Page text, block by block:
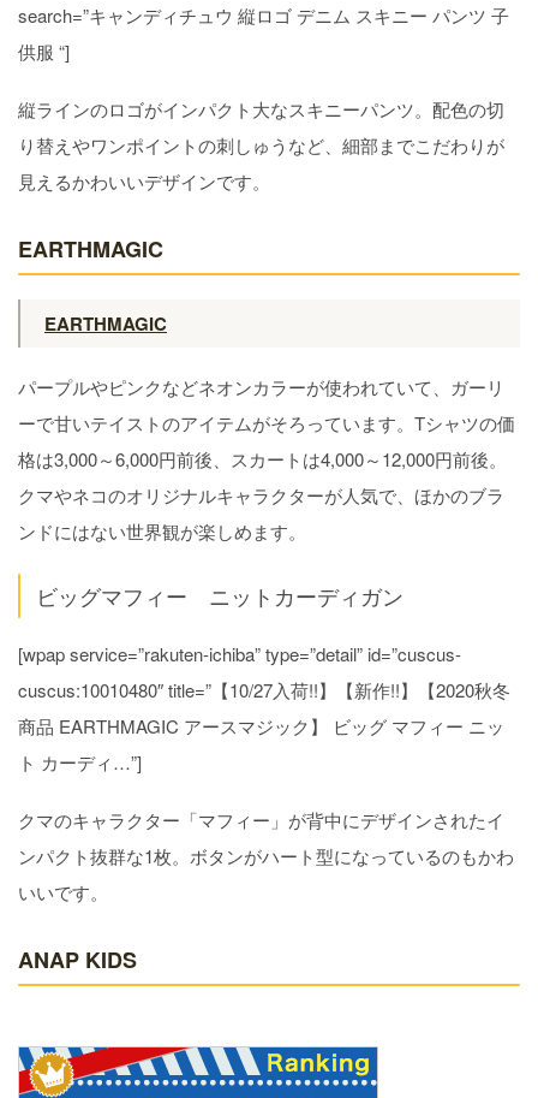
search=”キャンディチュウ 縦ロゴ デニム スキニー パンツ 子
供服 “]
縦ラインのロゴがインパクト大なスキニーパンツ。配色の切
り替えやワンポイントの刺しゅうなど、細部までこだわりが
見えるかわいいデザインです。
EARTHMAGIC
EARTHMAGIC
パープルやピンクなどネオンカラーが使われていて、ガーリ
ーで甘いテイストのアイテムがそろっています。Tシャツの価
格は3,000～6,000円前後、スカートは4,000～12,000円前後。
クマやネコのオリジナルキャラクターが人気で、ほかのブラ
ンドにはない世界観が楽しめます。
ビッグマフィー ニットカーディガン
[wpap service=”rakuten-ichiba” type=”detail” id=”cuscus-
cuscus:10010480″ title=”【10/27入荷!!】【新作!!】【2020秋冬
商品 EARTHMAGIC アースマジック】 ビッグ マフィー ニッ
ト カーディ…”]
クマのキャラクター「マフィー」が背中にデザインされたイ
ンパクト抜群な1枚。ボタンがハート型になっているのもかわ
いいです。
ANAP KIDS